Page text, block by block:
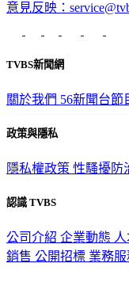
意見反映：
TVBS新聞網
關於我們 56新聞台節
政策與隱私
隱私權政策 性騷擾防
認識 TVBS
公司介紹 企業動態
銷售 公開招標 業務